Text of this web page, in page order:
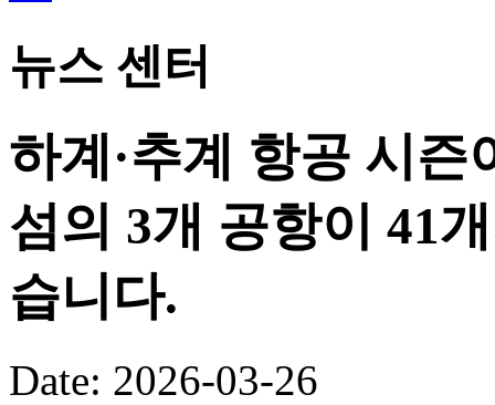
뉴스 센터
하계·추계 항공 시
섬의 3개 공항이 41
습니다.
Date: 2026-03-26